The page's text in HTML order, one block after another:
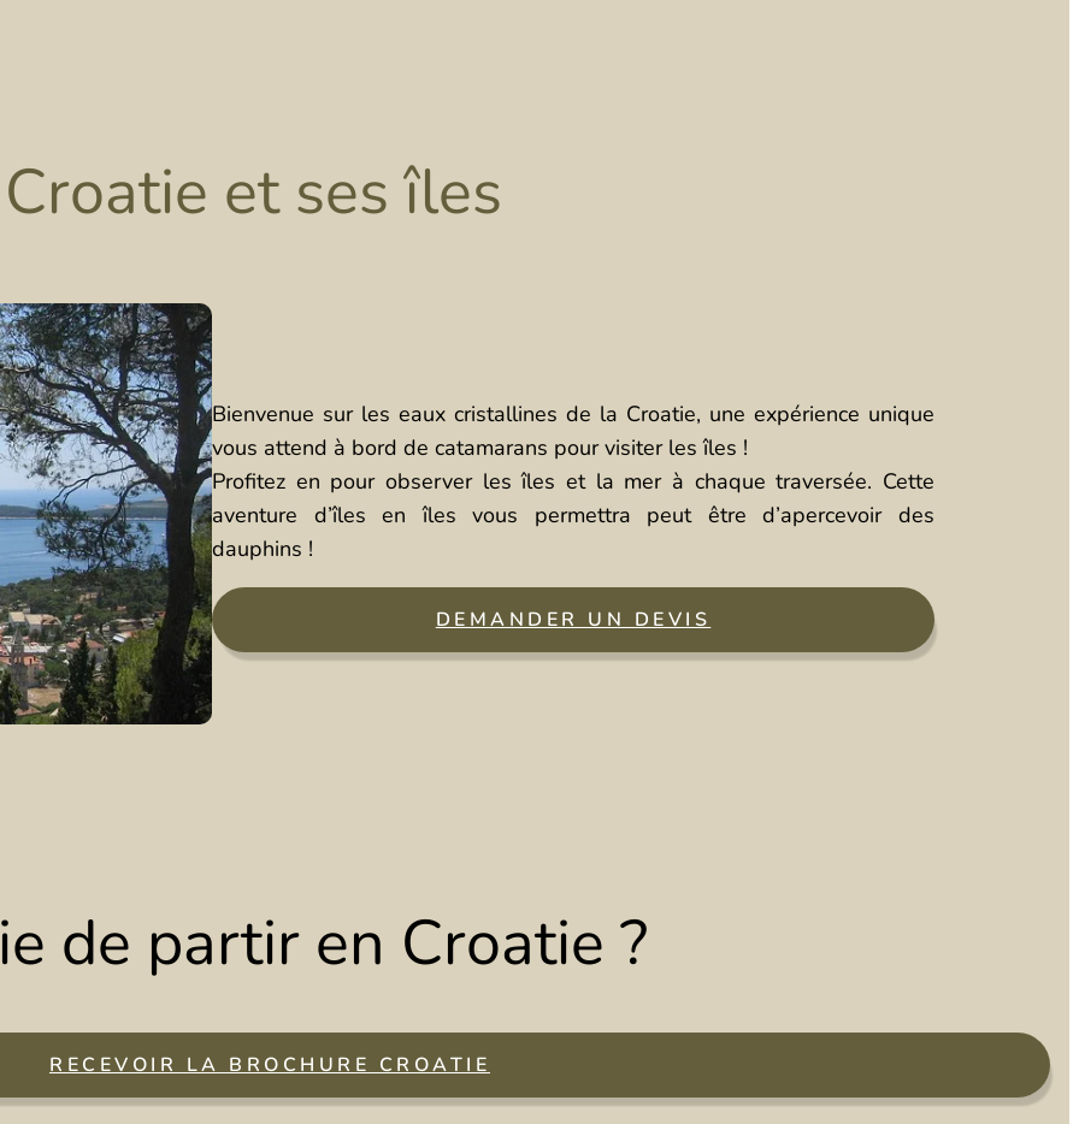
et ses îles
Bienvenue sur les eaux cristallines de la Croatie, une expérience unique
vous attend à bord de catamarans pour visiter les îles !
Profitez en pour observer les îles et la mer à chaque traversée. Cette
aventure d’îles en îles vous permettra peut être d’apercevoir des
dauphins !
DEMANDER UN DEVIS
de partir en Croatie ?
RECEVOIR LA BROCHURE CROATIE